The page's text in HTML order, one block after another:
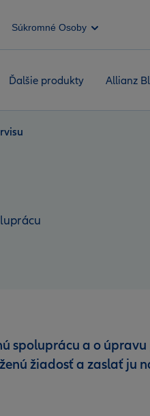
Súkromné Osoby
Ďalšie produkty Allianz
spoluprácu a o
žiadosť a zaslať ju